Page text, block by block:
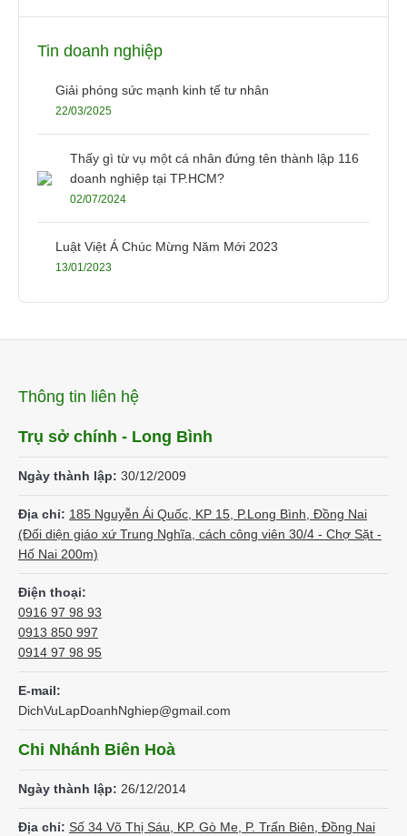
Tin doanh nghiệp
Giải phóng sức mạnh kinh tế tư nhân
22/03/2025
Thấy gì từ vụ một cá nhân đứng tên thành lập 116
doanh nghiệp tại TP.HCM?
02/07/2024
Luật Việt Á Chúc Mừng Năm Mới 2023
13/01/2023
Thông tin liên hệ
Trụ sở chính - Long Bình
Ngày thành lập: 30/12/2009
Địa chỉ: 185 Nguyễn Ái Quốc, KP 15, P.Long Bình, Đồng Nai
(Đối diện giáo xứ Trung Nghĩa, cách công viên 30/4 - Chợ Sặt -
Hố Nai 200m)
Điện thoại:
0916 97 98 93
0913 850 997
0914 97 98 95
E-mail:
DichVuLapDoanhNghiep@gmail.com
Chi Nhánh Biên Hoà
Ngày thành lập: 26/12/2014
Địa chỉ: Số 34 Võ Thị Sáu, KP. Gò Me, P. Trấn Biên, Đồng Nai